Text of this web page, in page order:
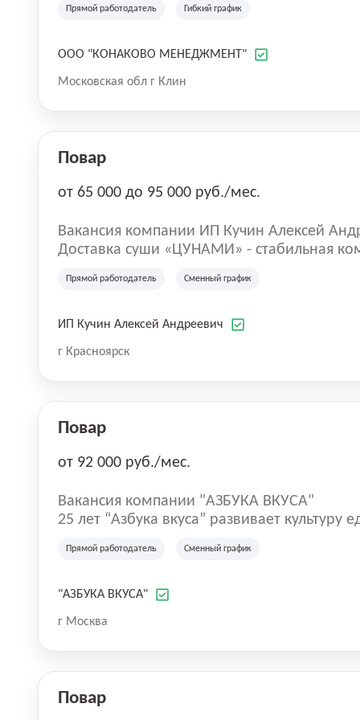
расположении и возможностях для всех
береговая линия и большая вода - 5
проживания - развитая инфраструктура и
Прямой работодатель Гибкий график
ООО "КОНАКОВО МЕНЕДЖМЕНТ"
Московская обл г Клин
Повар
от 65 000 до 95 000 руб./мес.
Вакансия компании ИП Кучин Алексей
Доставка суши «ЦУНАМИ» - стабильная
уникальный опыт и знания. И мы
настроение нашим клиентам.
Прямой работодатель Сменный график
ИП Кучин Алексей Андреевич
г Красноярск
Повар
от 92 000 руб./мес.
Вакансия компании "АЗБУКА ВКУСА"
25 лет “Азбука вкуса” развивает культуру
создавая внутри розничных магазинов
становимся экосистемой питания, которая
центры и производства,
Петербурге. Мы интересно живем и
и открываем новое.
Прямой работодатель Сменный график
"АЗБУКА ВКУСА"
г Москва
Повар